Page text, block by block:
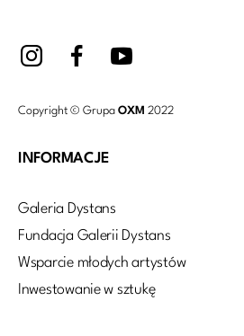
Copyright © Grupa OXM 2022
INFORMACJE
Galeria Dystans
Fundacja Galerii Dystans
Wsparcie młodych artystów
Inwestowanie w sztukę